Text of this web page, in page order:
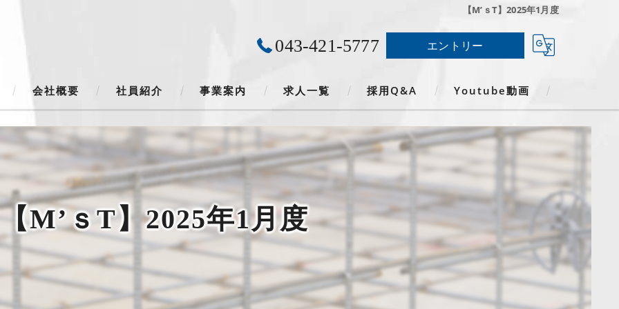
【M’ｓT】2025年1月度
043-421-5777 エントリー
会社概要
会社カレンダー
社員紹介 事業案内 求人一覧 採用Q&A Youtube動画
【M’ｓT】2025年1月度